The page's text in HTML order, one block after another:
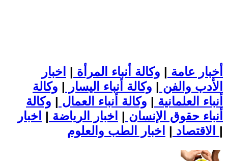
أخبار عامة | وكالة أنباء المرأة | اخبار
الأدب والفن | وكالة أنباء اليسار | وكالة
أنباء العلمانية | وكالة أنباء العمال | وكالة
أنباء حقوق الإنسان | اخبار الرياضة | اخبار
الاقتصاد | |